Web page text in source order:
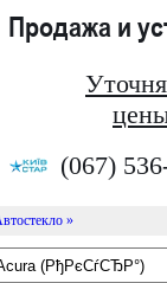
Продажа и
(067)
»